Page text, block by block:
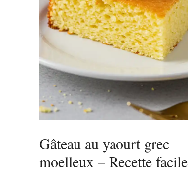
Gâteau au yaourt grec
moelleux – Recette facile